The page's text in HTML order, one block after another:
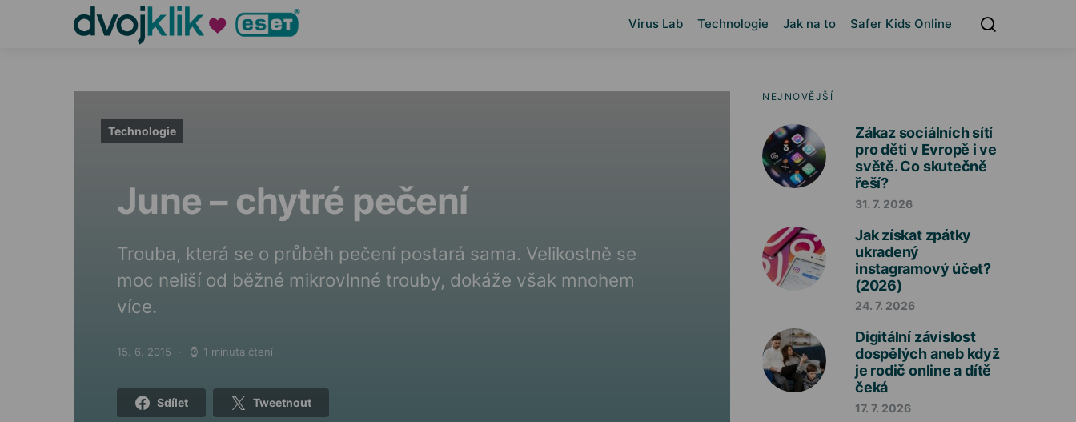
Virus Lab Technologie Jak na to Safer Kids Online
Technologie
June – chytré pečení
Trouba, která se o průběh pečení postará sama. Velikostně se
moc neliší od běžné mikrovlnné trouby, dokáže však mnohem
více.
Posted on
15. 6. 2015 1 minuta čtení
Sdílet Tweetnout
NEJNOVĚJŠÍ
Zákaz sociálních sítí
pro děti v Evropě i ve
světě. Co skutečně
řeší?
31. 7. 2026
Jak získat zpátky
ukradený
instagramový účet?
(2026)
24. 7. 2026
Digitální závislost
dospělých aneb když
je rodič online a dítě
čeká
17. 7. 2026